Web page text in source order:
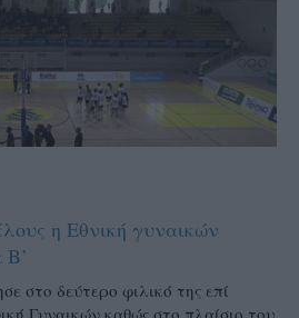
η Εθνική γυναικών
Β’
στο δεύτερο φιλικό της επί